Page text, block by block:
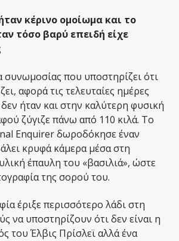
κέρινο ομοίωμα και το
τόσο βαρύ επειδή είχε
που υποστηρίζει ότι
αφορά τις τελευταίες ημέρες
ήταν και στην καλύτερη φυσική
ζύγιζε πάνω από 110 κιλά. Το
Enquirer δωροδόκησε έναν
κρυφά κάμερα μέσα στη
έπαυλη του «βασιλιά», ώστε
της σορού του.
έριξε περισσότερο λάδι στη
να υποστηρίζουν ότι δεν είναι η
του Έλβις Πρίσλεϊ αλλά ένα